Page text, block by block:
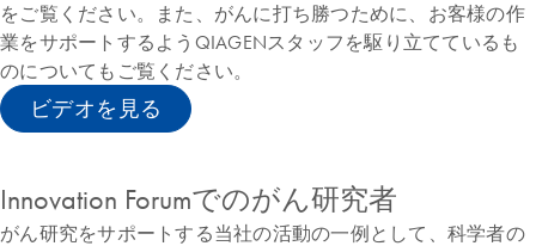
をご覧ください。また、がんに打ち勝つために、お客様の作
業をサポートするようQIAGENスタッフを駆り立てているも
のについてもご覧ください。
ビデオを見る
Innovation Forumでのがん研究者
がん研究をサポートする当社の活動の一例として、科学者の